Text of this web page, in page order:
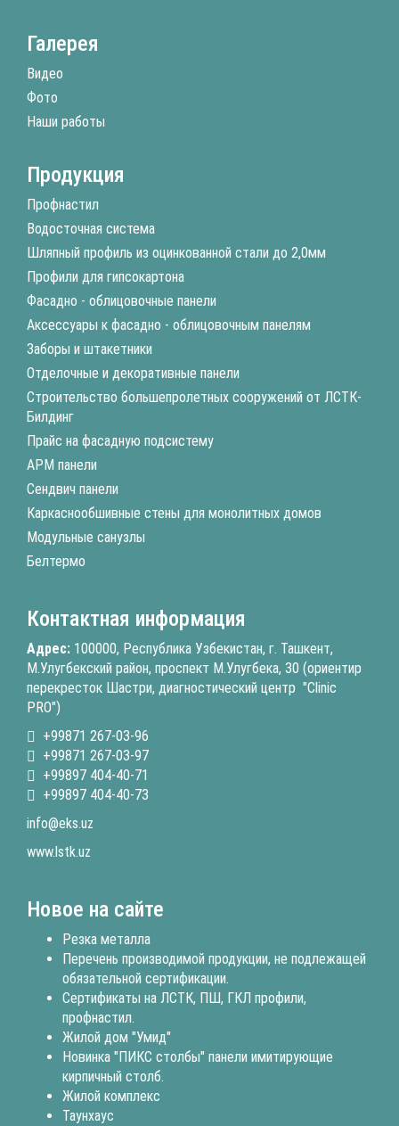
Галерея
Видео
Фото
Наши работы
Продукция
Профнастил
Водосточная система
Шляпный профиль из оцинкованной стали до 2,0мм
Профили для гипсокартона
Фасадно - облицовочные панели
Аксессуары к фасадно - облицовочным панелям
Заборы и штакетники
Отделочные и декоративные панели
Строительство большепролетных сооружений от ЛСТК-
Билдинг
Прайс на фасадную подсистему
АРМ панели
Сендвич панели
Каркаснообшивные стены для монолитных домов
Модульные санузлы
Белтермо
Контактная информация
Адрес: 100000, Республика Узбекистан, г. Ташкент,
М.Улугбекский район, проспект М.Улугбека, 30 (ориентир
перекресток Шастри, диагностический центр "Clinic
PRO")
+99871 267-03-96
+99871 267-03-97
+99897 404-40-71
+99897 404-40-73
info@eks.uz
www.lstk.uz
Новое на сайте
Резка металла
Перечень производимой продукции, не подлежащей
обязательной сертификации.
Сертификаты на ЛСТК, ПШ, ГКЛ профили,
профнастил.
Жилой дом "Умид"
Новинка "ПИКС столбы" панели имитирующие
кирпичный столб.
Жилой комплекс
Таунхаус